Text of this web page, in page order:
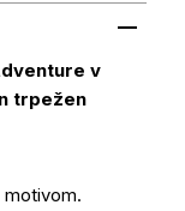
v
trpežen
motivom.